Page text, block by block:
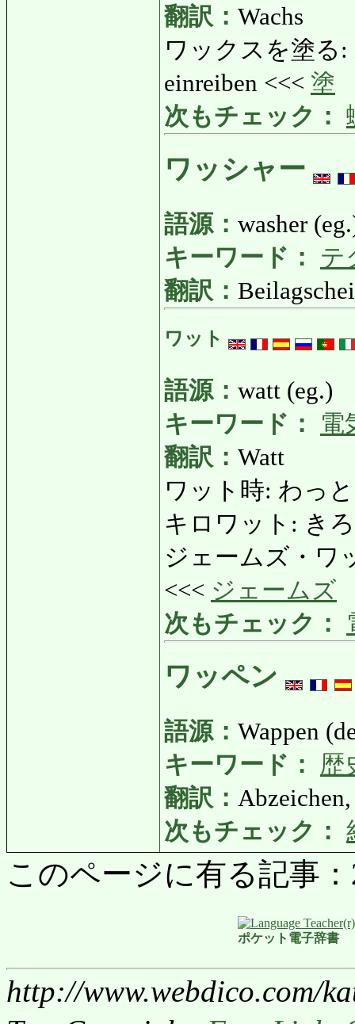
翻訳： Wachs
ワックスを塗る:
einreiben <<< 塗
次もチェック：
ワッシャー
語源： washer
キーワード：
テ
翻訳：
ワット
語源： watt (eg.)
キーワード：
電
翻訳： Watt
ワット時: わっ
キロワット: き
ジェームズ・ワ
<<< ジェームズ
次もチェック：
ワッペン
語源： Wappen
キーワード：
歴
翻訳：
次もチェック：
このページに有る記事
ポケット電子辞書
http://www.webdico.com/